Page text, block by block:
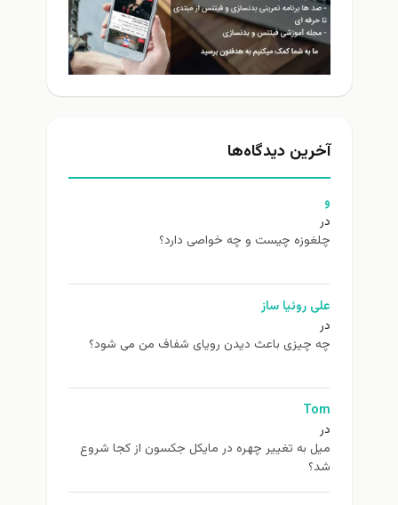
آخرین دیدگاه‌ها
و
در
چلغوزه چیست و چه خواصی دارد؟
علی روئیا ساز
در
چه چیزی باعث دیدن رویای شفاف من می شود؟
Tom
در
ميل به تغيير چهره در مایکل جکسون از كجا شروع
شد؟